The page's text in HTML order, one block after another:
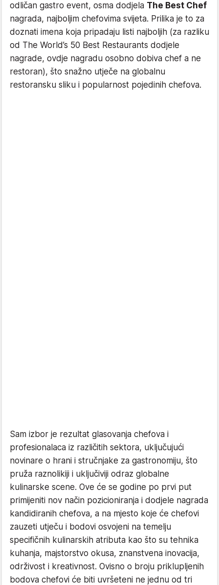
odličan gastro event, osma dodjela The Best Chef
nagrada, najboljim chefovima svijeta. Prilika je to za
doznati imena koja pripadaju listi najboljih (za razliku
od The World’s 50 Best Restaurants dodjele
nagrade, ovdje nagradu osobno dobiva chef a ne
restoran), što snažno utječe na globalnu
restoransku sliku i popularnost pojedinih chefova.
Sam izbor je rezultat glasovanja chefova i
profesionalaca iz različitih sektora, uključujući
novinare o hrani i stručnjake za gastronomiju, što
pruža raznolikiji i uključiviji odraz globalne
kulinarske scene. Ove će se godine po prvi put
primijeniti nov način pozicioniranja i dodjele nagrada
kandidiranih chefova, a na mjesto koje će chefovi
zauzeti utječu i bodovi osvojeni na temelju
specifičnih kulinarskih atributa kao što su tehnika
kuhanja, majstorstvo okusa, znanstvena inovacija,
održivost i kreativnost. Ovisno o broju priklupljenih
bodova chefovi će biti uvršeteni ne jednu od tri